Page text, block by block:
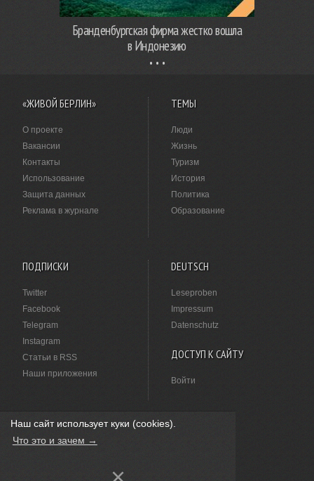
Наш сайт использует куки (cookies).
Что это и зачем →
Бранденбургская фирма жестко вошла
в Индонезию
«ЖИВОЙ БЕРЛИН»
О проекте
Вакансии
Контакты
Использование
Защита данных
Реклама в журнале
ТЕМЫ
Люди
Жизнь
Туризм
История
Политика
Образование
ПОДПИСКИ
Twitter
Facebook
Telegram
Instagram
Статьи в RSS
Наши приложения
DEUTSCH
Leseproben
Impressum
Datenschutz
ДОСТУП К САЙТУ
Войти
НАШЛИ ОПЕЧАТКУ?